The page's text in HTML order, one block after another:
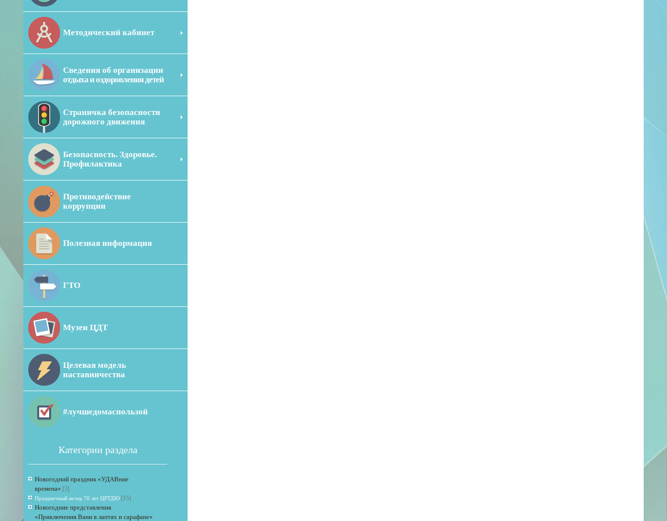
Методический кабинет
Сведения об организации
отдыха и оздоровления детей
Страничка безопасности
дорожного движения
Безопасность. Здоровье.
Профилактика
Противодействие
коррупции
Полезная информация
ГТО
Музеи ЦДТ
Целевая модель
наставничества
#лучшедомаспользой
Категории раздела
Новогодний праздник «УДАВние
времена» [3]
Праздничный вечер 70 лет ЦРТДЮ [15]
Новогодние представления
«Приключения Вани в лаптях и сарафане»